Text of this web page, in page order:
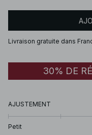
Livraison gratuite dans
30% DE
AJUSTEMENT
Petit